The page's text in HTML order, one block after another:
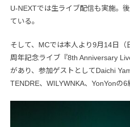
U-NEXTでは生ライブ配信も実施。
ている。
そして、MCでは本人より9月14日（
周年記念ライブ『8th Anniversary
があり、参加ゲストとしてDaichi
TENDRE、WILYWNKA、YonYonの6